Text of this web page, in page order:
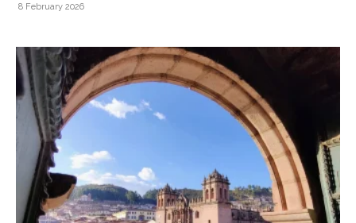
8 February 2026